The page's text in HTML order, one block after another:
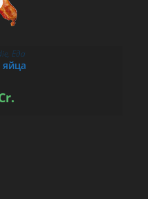
, Еда